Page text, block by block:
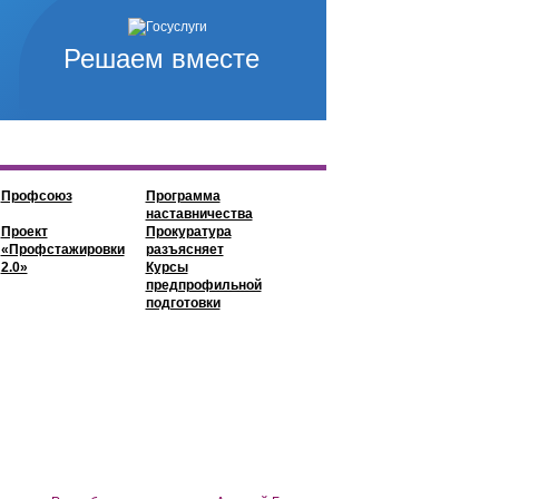
Решаем вместе
Профсоюз
Программа
наставничества
Проект
«Профстажировки
2.0»
Прокуратура
разъясняет
Курсы
предпрофильной
подготовки